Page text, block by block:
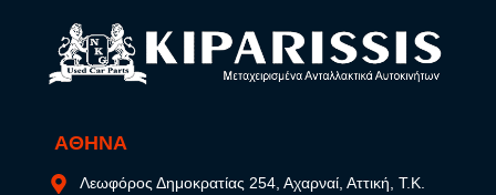
ΑΘΗΝΑ
Λεωφόρος Δημοκρατίας 254, Αχαρναί, Αττική, Τ.Κ.